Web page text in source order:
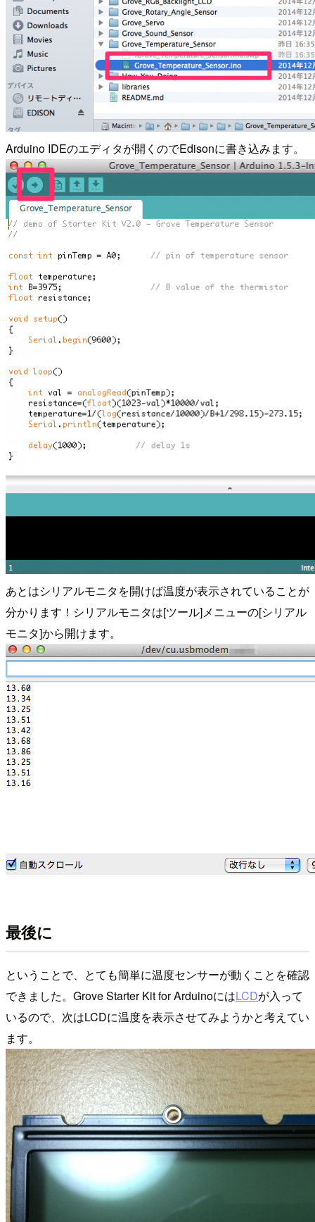
Arduino IDEのエディタが開くのでEdisonに書き込みます。
あとはシリアルモニタを開けば温度が表示されていることが
分かります！シリアルモニタは[ツール]メニューの[シリアル
モニタ]から開けます。
最後に
ということで、とても簡単に温度センサーが動くことを確認
できました。Grove Starter Kit for ArduinoにはLCDが入って
いるので、次はLCDに温度を表示させてみようかと考えてい
ます。